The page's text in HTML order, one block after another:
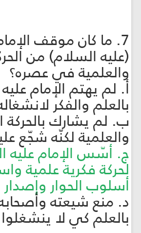
7. ما كان موقف
(عليه السلام) من
والعلمية في عصره؟
أ. لم يهتم الإمام
بالعلم والفكر
ب. لم يشارك بالحركة
والعلمية لكنّه شجّع
ج. أسّس الإمام عليه
لحركة فكرية علمية
أسلوب الحوار وإصدار
د. منع شيعته
بالعلم كي لا